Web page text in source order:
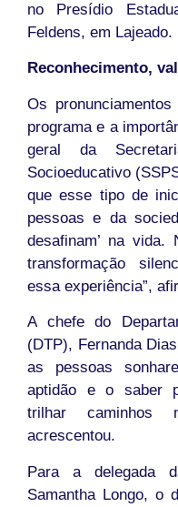
no Presídio
Feldens, em Lajeado.
Reconhecimento,
Os
programa e a
geral da
Socioeducativo
que esse tipo de
pessoas e da
desafinam’ na vida.
transformação
essa experiência”,
A chefe do
(DTP), Fernanda
as pessoas
aptidão e o saber
trilhar caminhos
acrescentou.
Para a delegada
Samantha Longo, o